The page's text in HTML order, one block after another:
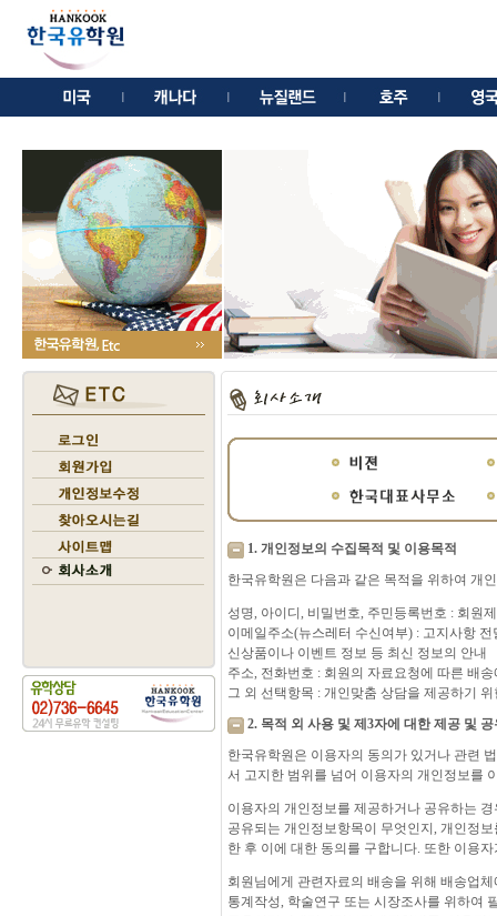
1. 개인정보의 수집목적 및 이용목적
한국유학원은 다음과 같은 목적을 위하여 개
성명, 아이디, 비밀번호, 주민등록번호 : 회원
이메일주소(뉴스레터 수신여부) : 고지사항
신상품이나 이벤트 정보 등 최신 정보의 안내
주소, 전화번호 : 회원의 자료요청에 따른 배
그 외 선택항목 : 개인맞춤 상담을 제공하기 위
2. 목적 외 사용 및 제3자에 대한 제공 및 공
한국유학원은 이용자의 동의가 있거나 관련
서 고지한 범위를 넘어 이용자의 개인정보를
이용자의 개인정보를 제공하거나 공유하는
공유되는 개인정보항목이 무엇인지, 개인정
한 후 이에 대한 동의를 구합니다. 또한 이용
회원님에게 관련자료의 배송을 위해 배송업
통계작성, 학술연구 또는 시장조사를 위하여